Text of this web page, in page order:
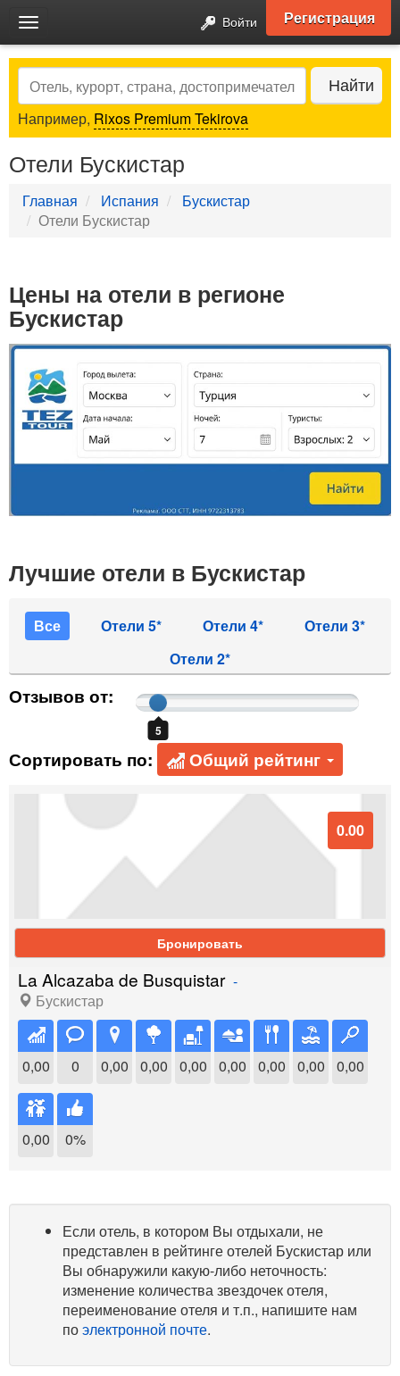
Toggle
navigation
Войти Регистрация
Search Найти
Например, Rixos Premium Tekirova
Отели Бускистар
Главная Испания
Бускистар
Отели Бускистар
Цены на отели в регионе
Бускистар
Лучшие отели в Бускистар
Все Отели 5* Отели 4*
Отели 3*
Отели 2*
Отзывов от:
5
Сортировать по: Общий рейтинг
0.00
Бронировать
La Alcazaba de Busquistar -
Бускистар
0,00 0 0,00 0,00 0,00 0,00 0,00 0,00 0,00
0,00 0%
Если отель, в котором Вы отдыхали, не
представлен в рейтинге отелей Бускистар или
Вы обнаружили какую-либо неточность:
изменение количества звездочек отеля,
переименование отеля и т.п., напишите нам
поэлектронной почте.